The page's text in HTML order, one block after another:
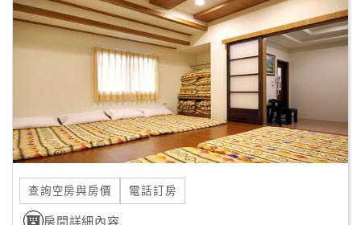
查詢空房與房價 電話訂房
房間詳細內容